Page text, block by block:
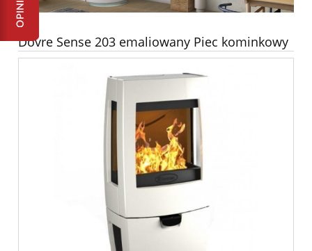
Dovre Sense 203 emaliowany Piec kominkowy